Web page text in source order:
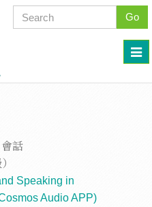
Go
話
Speaking in
Audio APP)